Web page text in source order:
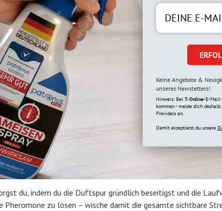
du, indem du die Duftspur gründlich beseitigst und die
zu lösen – wische damit die gesamte sichtbare
Keine Angebote &
unseres Newsletters!
Hinweis: Bei T-Online-E-Mail-
kommen - melde dich
Providers an.
Damit akzeptierst du unsere